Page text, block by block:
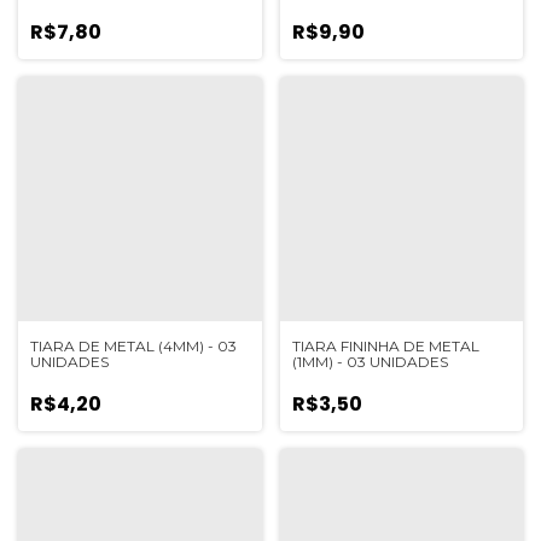
R$7,80 R$9,90
TIARA DE METAL (4MM) - 03
UNIDADES
R$4,20
TIARA FININHA DE METAL
(1MM) - 03 UNIDADES
R$3,50